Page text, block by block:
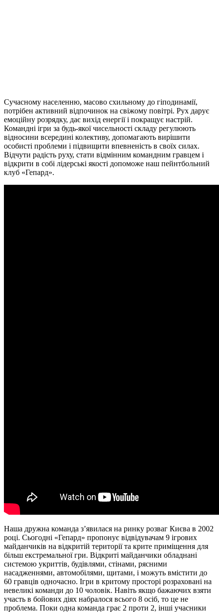
Сучасному населенню, масово схильному до гіподинамії,
потрібен активний відпочинок на свіжому повітрі. Рух дарує
емоційну розрядку, дає вихід енергії і покращує настрій.
Командні ігри за будь-якої чисельності складу регулюють
відносини всередині колективу, допомагають вирішити
особисті проблеми і підвищити впевненість в своїх силах.
Відчути радість руху, стати відмінним командним гравцем і
відкрити в собі лідерські якості допоможе наш пейнтбольний
клуб «Гепард».
Наша дружна команда з’явилася на ринку розваг Києва в 2002
році. Сьогодні «Гепард» пропонує відвідувачам 9 ігрових
майданчиків на відкритій території та крите приміщення для
більш екстремальної гри. Відкриті майданчики обладнані
системою укриттів, будівлями, стінами, рясними
насадженнями, автомобілями, щитами, і можуть вмістити до
60 гравців одночасно. Ігри в критому просторі розраховані на
невеликі команди до 10 чоловік. Навіть якщо бажаючих взяти
участь в бойових діях набралося всього 8 осіб, то це не
проблема. Поки одна команда грає 2 проти 2, інші учасники